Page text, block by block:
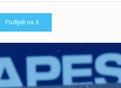
Podijeli na X